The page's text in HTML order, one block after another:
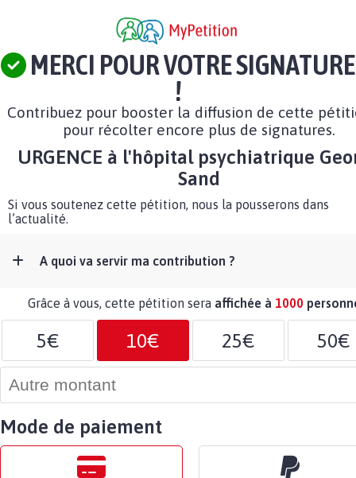
MERCI POUR VOTRE SIGNATURE
!
Contribuez pour booster la diffusion de cette
pour récolter encore plus de signatures.
URGENCE à l'hôpital psychiatrique
Sand
Si vous soutenez cette pétition, nous la pousserons dans
l’actualité.
A quoi va servir ma contribution ?
Grâce à vous, cette pétition sera affichée à 1000
5€ 10€ 25€ 50€
Mode de paiement